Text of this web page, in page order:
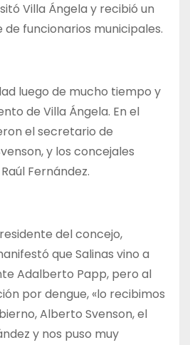
Villa Ángela y recibió un
funcionarios municipales.
luego de mucho tiempo y
de Villa Ángela. En el
el secretario de
y los concejales
Fernández.
del concejo,
que Salinas vino a
Adalberto Papp, pero al
por dengue, «lo recibimos
Alberto Svenson, el
y nos puso muy